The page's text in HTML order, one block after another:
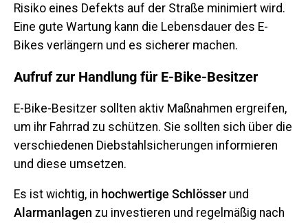
Risiko eines Defekts auf der Straße minimiert wird.
Eine gute Wartung kann die Lebensdauer des E-
Bikes verlängern und es sicherer machen.
Aufruf zur Handlung für E-Bike-Besitzer
E-Bike-Besitzer sollten aktiv Maßnahmen ergreifen,
um ihr Fahrrad zu schützen. Sie sollten sich über die
verschiedenen Diebstahlsicherungen informieren
und diese umsetzen.
Es ist wichtig, in hochwertige Schlösserund
Alarmanlagen zu investieren und regelmäßig nach